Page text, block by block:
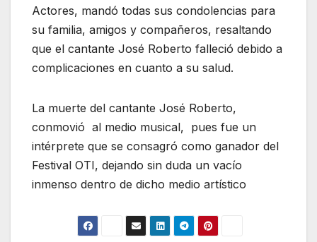
Actores, mandó todas sus condolencias para
su familia, amigos y compañeros, resaltando
que el cantante José Roberto falleció debido a
complicaciones en cuanto a su salud.
La muerte del cantante José Roberto,
conmovió al medio musical, pues fue un
intérprete que se consagró como ganador del
Festival OTI, dejando sin duda un vacío
inmenso dentro de dicho medio artístico